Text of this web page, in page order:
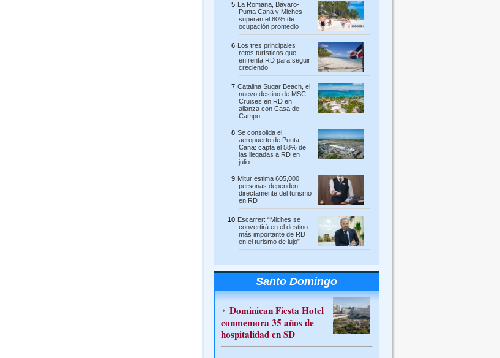
La Romana, Bávaro-
Punta Cana y Miches
superan el 80% de
ocupación promedio
Los tres principales
retos turísticos que
enfrenta RD para seguir
creciendo
Catalina Sugar Beach, el
nuevo destino de MSC
Cruises en RD en
alianza con Casa de
Campo
Se consolida el
aeropuerto de Punta
Cana: capta el 58% de
las llegadas a RD en
julio
Mitur estima 605,000
personas dependen
directamente del turismo
en RD
Escarrer: “Miches se
convertirá en el destino
más importante de RD
en el turismo de lujo”
Santo Domingo
Dominican Fiesta Hotel
conmemora 35 años de
hospitalidad en SD